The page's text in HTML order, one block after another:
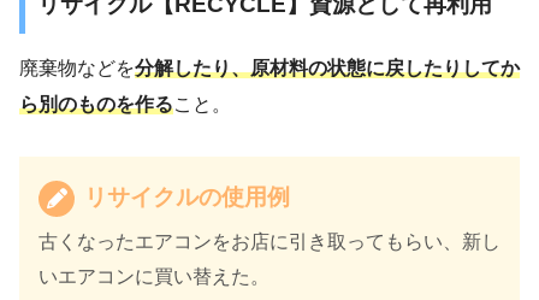
廃棄物などを分解したり、原材料の状態に戻したりしてか
ら別のものを作ること。
リサイクルの使用例
古くなったエアコンをお店に引き取ってもらい、新し
いエアコンに買い替えた。